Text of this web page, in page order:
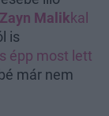
Zayn Malikkal
is
épp most lett
már nem